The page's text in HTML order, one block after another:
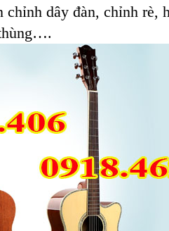
dây đàn, chỉnh rè,